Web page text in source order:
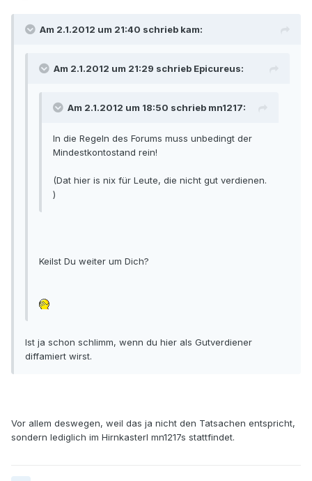
Am 2.1.2012 um 21:40 schrieb kam:
Am 2.1.2012 um 21:29 schrieb Epicureus:
Am 2.1.2012 um 18:50 schrieb mn1217:
In die Regeln des Forums muss unbedingt der
Mindestkontostand rein!
(Dat hier is nix für Leute, die nicht gut verdienen.
)
Keilst Du weiter um Dich?
Ist ja schon schlimm, wenn du hier als Gutverdiener
diffamiert wirst.
Vor allem deswegen, weil das ja nicht den Tatsachen entspricht,
sondern lediglich im Hirnkasterl mn1217s stattfindet.